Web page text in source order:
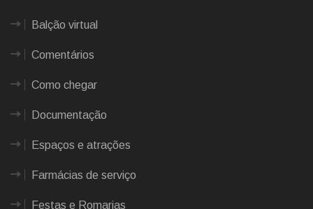
Balção virtual
Comentários
Como chegar
Documentação
Espaços e atrações
Farmácias de serviço
Festas e Romarias